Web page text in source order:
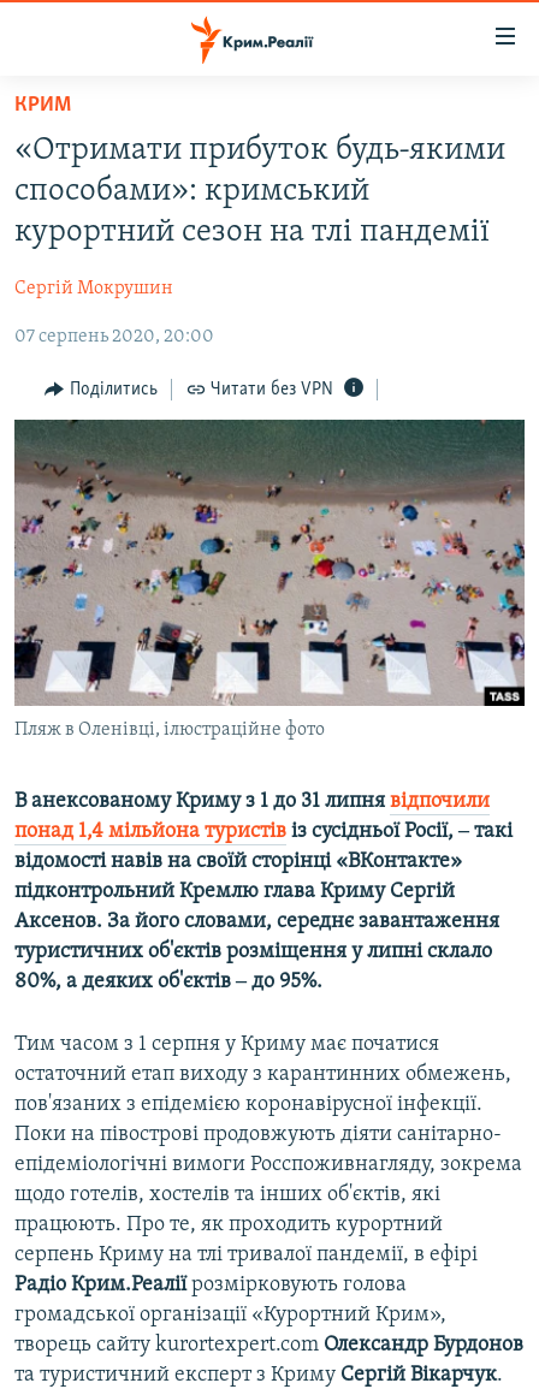
Перейти
основного
матеріалу
до
основної
навігації
Перейти
пошуку
ВОДА.КРИМ
ВІДЕО ТА ФОТО
БЛОГИ
ПОГЛЯД
ІНТЕРВ'Ю
ВСЕ ЗА ДЕНЬ
СПЕЦПРОЕКТИ
ДЕПОРТАЦІЯ
ВІДЕОУРОКИ «ELIFBE»
СВІДЧЕННЯ ОКУПАЦІЇ
УКРАЇНСЬКА ПРОБЛЕМА КРИМУ
ІНФОГРАФІКА
ЯК ОБІЙТИ БЛОКУВАННЯ
Русский
Qırımtatar
ДОЛУЧАЙСЯ!
Усі сайти RFE/RL
КРИМ
«Отримати прибуток будь-якими
способами»: кримський
курортний сезон на тлі пандемії
Сергій Мокрушин
07 серпень 2020, 20:00
Поділитись Читати без VPN
Пляж в Оленівці, ілюстраційне фото
В анексованому Криму з 1 до 31 липня відпочили
понад 1,4 мільйона туристів із сусідньої Росії, ‒ такі
відомості навів на своїй сторінці «ВКонтакте»
підконтрольний Кремлю глава Криму Сергій
Аксенов. За його словами, середнє завантаження
туристичних об'єктів розміщення у липні склало
80%, а деяких об'єктів ‒ до 95%.
Тим часом з 1 серпня у Криму має початися
остаточний етап виходу з карантинних обмежень,
пов'язаних з епідемією коронавірусної інфекції.
Поки на півострові продовжують діяти санітарно-
епідеміологічні вимоги Росспоживнагляду, зокрема
щодо готелів, хостелів та інших об'єктів, які
працюють. Про те, як проходить курортний
серпень Криму на тлі тривалої пандемії, в ефірі
Радіо Крим.Реаліїрозмірковують голова
громадської організації «Курортний Крим»,
творець сайту kurortexpert.com Олександр Бурдонов
та туристичний експерт з Криму Сергій Вікарчук.